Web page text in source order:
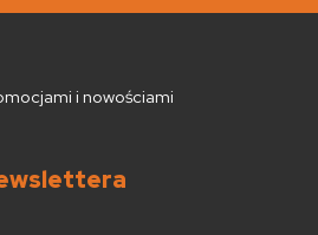
i nowościami